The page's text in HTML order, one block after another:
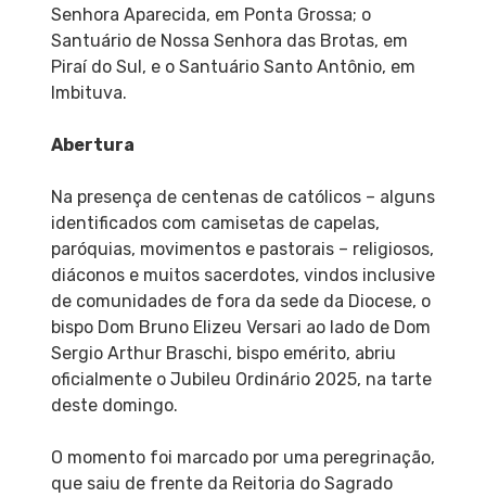
Senhora Aparecida, em Ponta Grossa; o
Santuário de Nossa Senhora das Brotas, em
Piraí do Sul, e o Santuário Santo Antônio, em
Imbituva.
Abertura
Na presença de centenas de católicos – alguns
identificados com camisetas de capelas,
paróquias, movimentos e pastorais – religiosos,
diáconos e muitos sacerdotes, vindos inclusive
de comunidades de fora da sede da Diocese, o
bispo Dom Bruno Elizeu Versari ao lado de Dom
Sergio Arthur Braschi, bispo emérito, abriu
oficialmente o Jubileu Ordinário 2025, na tarte
deste domingo.
O momento foi marcado por uma peregrinação,
que saiu de frente da Reitoria do Sagrado